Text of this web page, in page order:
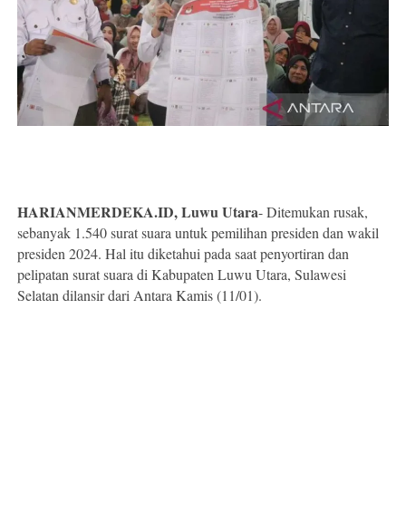
HARIANMERDEKA.ID, Luwu Utara- Ditemukan rusak,
sebanyak 1.540 surat suara untuk pemilihan presiden dan wakil
presiden 2024. Hal itu diketahui pada saat penyortiran dan
pelipatan surat suara di Kabupaten Luwu Utara, Sulawesi
Selatan dilansir dari Antara Kamis (11/01).